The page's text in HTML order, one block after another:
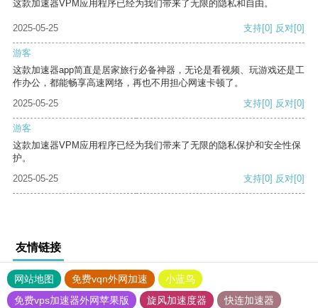
这款加速器VPM应用程序已经为我们带来了无限的隐私和自由。
2025-05-25 支持[0] 反对[0]
游客
这款加速器app简直是居家旅行必备神器，无论是看视频、玩游戏还是工
作办公，都能畅享高速网络，再也不用担心网速卡顿了。
2025-05-25
支持[0] 反对[0]
游客
这款加速器VPM应用程序已经为我们带来了无限的隐私保护和安全性保
护。
2025-05-25
支持[0] 反对[0]
友情链接
网站地图 免费vqn外网加速
小蓝鸟
免费vps加速器外网苹果版
旋风加速度器
快连加速器